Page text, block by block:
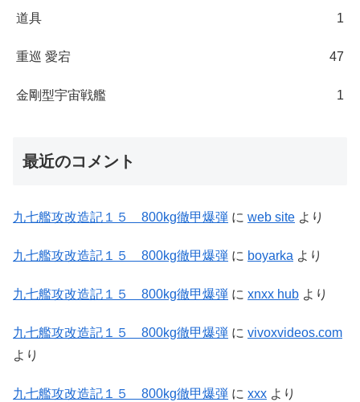
道具 1
重巡 愛宕 47
金剛型宇宙戦艦 1
最近のコメント
九七艦攻改造記１５ 800kg徹甲爆弾 に web site より
九七艦攻改造記１５ 800kg徹甲爆弾 に boyarka より
九七艦攻改造記１５ 800kg徹甲爆弾 に xnxx hub より
九七艦攻改造記１５ 800kg徹甲爆弾 に vivoxvideos.com
より
九七艦攻改造記１５ 800kg徹甲爆弾 に xxx より